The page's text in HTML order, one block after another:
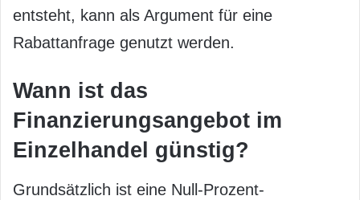
entsteht, kann als Argument für eine
Rabattanfrage genutzt werden.
Wann ist das
Finanzierungsangebot im
Einzelhandel günstig?
Grundsätzlich ist eine Null-Prozent-